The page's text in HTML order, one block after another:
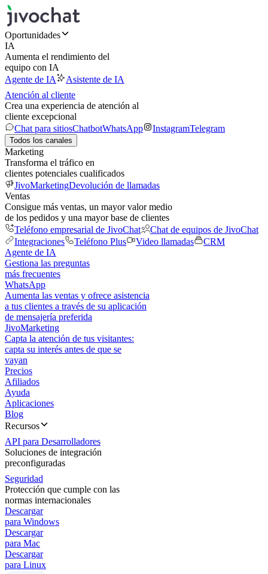
Oportunidades
IA
Aumenta el rendimiento del
equipo con IA
Agente de IA
Asistente de IA
Atención al cliente
Crea una experiencia de atención al
cliente excepcional
Chat para sitiosChatbotWhatsApp InstagramTelegram
Todos los canales
Marketing
Transforma el tráfico en
clientes potenciales cualificados
JivoMarketingDevolución de llamadas
Ventas
Consigue más ventas, un mayor valor medio
de los pedidos y una mayor base de clientes
Teléfono empresarial de JivoChat
Chat de equipos de JivoChat
Integraciones
Teléfono Plus Video llamadas
CRM
Agente de IA
Gestiona las preguntas
más frecuentes
WhatsApp
Aumenta las ventas y ofrece asistencia
a tus clientes a través de su aplicación
de mensajería preferida
JivoMarketing
Capta la atención de tus visitantes:
capta su interés antes de que se
vayan
Precios
Afiliados
Ayuda
Aplicaciones
Blog
Recursos
API para Desarrolladores
Soluciones de integración
preconfiguradas
Seguridad
Protección que cumple con las
normas internacionales
Descargar
para Windows
Descargar
para Mac
Descargar
para Linux